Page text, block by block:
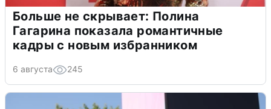
Больше не скрывает: Полина
Гагарина показала романтичные
кадры с новым избранником
6 августа 245